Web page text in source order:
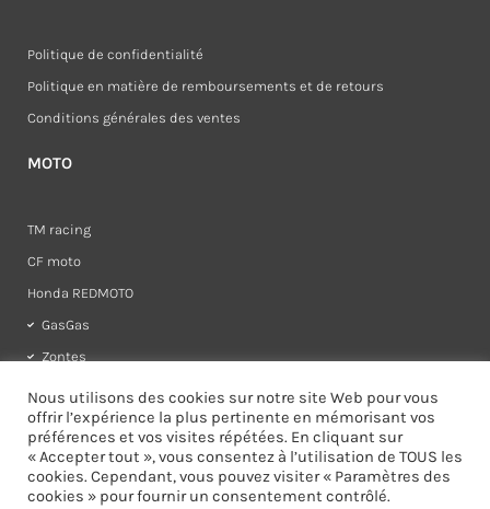
MOTO
TM racing
CF moto
Honda REDMOTO
GasGas
Zontes
Politique de confidentialité
Politique en matière de remboursements et de retours
Conditions générales des ventes
Nous utilisons des cookies sur notre site Web pour vous
offrir l’expérience la plus pertinente en mémorisant vos
préférences et vos visites répétées. En cliquant sur
« Accepter tout », vous consentez à l’utilisation de TOUS les
cookies. Cependant, vous pouvez visiter « Paramètres des
cookies » pour fournir un consentement contrôlé.